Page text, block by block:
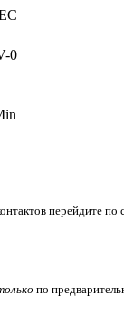
0
перейдите по
по